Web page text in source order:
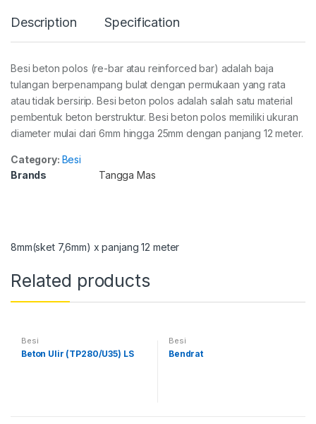
Description Specification
Besi beton polos (re-bar atau reinforced bar) adalah baja
tulangan berpenampang bulat dengan permukaan yang rata
atau tidak bersirip. Besi beton polos adalah salah satu material
pembentuk beton berstruktur. Besi beton polos memiliki ukuran
diameter mulai dari 6mm hingga 25mm dengan panjang 12 meter.
Category: Besi
Brands
Tangga Mas
8mm(sket 7,6mm) x panjang 12 meter
Related products
Besi
Beton Ulir (TP280/U35) LS
Besi
Bendrat